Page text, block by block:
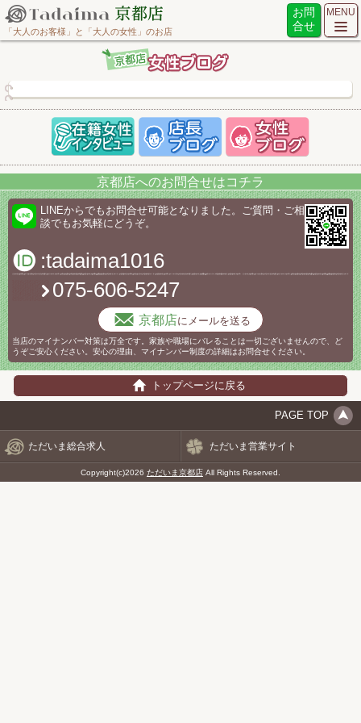
「大人のお客様」と「大人の女性」のお店
お問
合せ
MENU
京都店へのお問合せはコチラ
LINEからでもお問合せ可能となりました。ご質問・ご相
談でもお気軽にどうぞ。
:tadaima1016
075-606-5247
京都店にメールを送る
当店のマイナンバー対策は万全です。家族や職場にバレることは一切ございませんので、ど
うぞご安心ください。安心の理由、マイナンバー制度の詳細はお問合せください。
トップページに戻る
PAGE TOP
ただいま総合求人 ただいま営業サイト
Copyright(c)2026 ただいま京都店 All Rights Reserved.